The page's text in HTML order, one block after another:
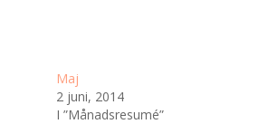
Maj
2 juni, 2014
I ”Månadsresumé”